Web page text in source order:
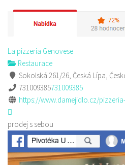
La pizzeria Genovese
Restaurace
Sokolská 261/26, Česká Lípa,
731009385731009385
https://www.damejidlo.cz/
prodej s sebou